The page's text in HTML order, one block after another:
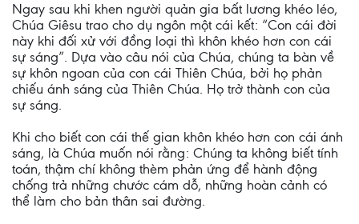
Ngay sau khi khen người quản gia bất lương khéo léo,
Chúa Giêsu trao cho dụ ngôn một cái kết: “Con cái đời
này khi đối xử với đồng loại thì khôn khéo hơn con cái
sự sáng”. Dựa vào câu nói của Chúa, chúng ta bàn về
sự khôn ngoan của con cái Thiên Chúa, bởi họ phản
chiếu ánh sáng của Thiên Chúa. Họ trở thành con của
sự sáng.
Khi cho biết con cái thế gian khôn khéo hơn con cái ánh
sáng, là Chúa muốn nói rằng: Chúng ta không biết tính
toán, thậm chí không thèm phản ứng để hành động
chống trả những chước cám dỗ, những hoàn cảnh có
thể làm cho bản thân sai đường.